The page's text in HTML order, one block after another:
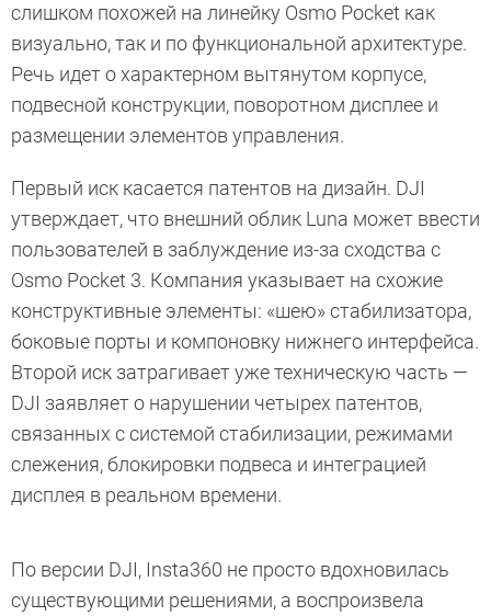
слишком похожей на линейку Osmo Pocket как
визуально, так и по функциональной архитектуре.
Речь идет о характерном вытянутом корпусе,
подвесной конструкции, поворотном дисплее и
размещении элементов управления.
Первый иск касается патентов на дизайн. DJI
утверждает, что внешний облик Luna может ввести
пользователей в заблуждение из-за сходства с
Osmo Pocket 3. Компания указывает на схожие
конструктивные элементы: «шею» стабилизатора,
боковые порты и компоновку нижнего интерфейса.
Второй иск затрагивает уже техническую часть —
DJI заявляет о нарушении четырех патентов,
связанных с системой стабилизации, режимами
слежения, блокировки подвеса и интеграцией
дисплея в реальном времени.
По версии DJI, Insta360 не просто вдохновилась
существующими решениями, а воспроизвела